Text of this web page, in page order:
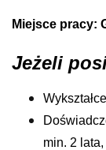
Miejsce pracy:
Jeżeli
min. 2 lata,